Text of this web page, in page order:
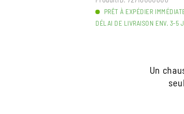
PRÊT À EXPÉDIER
DÉLAI DE LIVRAISON ENV. 3-5
Un